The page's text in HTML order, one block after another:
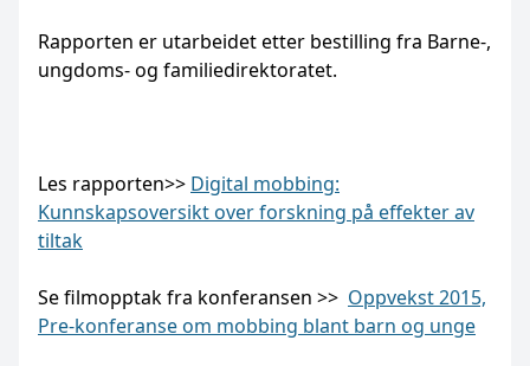
Rapporten er utarbeidet etter bestilling fra Barne-,
ungdoms- og familiedirektoratet.
Les rapporten>> Digital mobbing:
Kunnskapsoversikt over forskning på effekter av
tiltak
Se filmopptak fra konferansen >> Oppvekst 2015,
Pre-konferanse om mobbing blant barn og unge